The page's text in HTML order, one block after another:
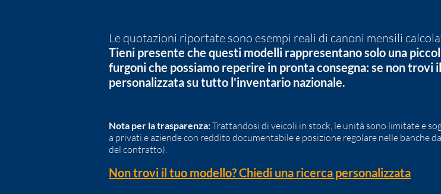
Le quotazioni riportate sono esempi reali di canoni mensili
Tieni presente che questi modelli rappresentano solo una
furgoni che possiamo reperire in pronta consegna: se non
personalizzata su tutto l'inventario nazionale.
Nota per la trasparenza:Trattandosi di veicoli in stock, le unità sono limitate e
a privati e aziende con reddito documentabile e posizione regolare nelle banche
del contratto).
Non trovi il tuo modello? Chiedi una ricerca personalizzata